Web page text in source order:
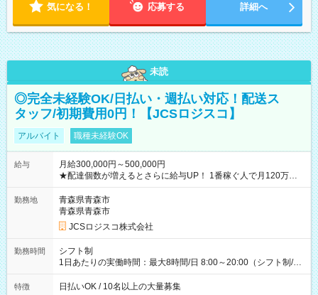
気になる！ 応募する 詳細へ
未読
◎完全未経験OK/日払い・週払い対応！配送ス
タッフ/初期費用0円！【JCSロジスコ】
アルバイト 職種未経験OK
給与
月給300,000円～500,000円
★配達個数が増えるとさらに給与UP！ 1番稼ぐ人で月120万ほ
ど！ ・主要都市エリア 月収55万円／週5日稼働 月収65万~112
万円／週6日稼働 ・地方郊外エリア 月収40万円／週5日稼働 月
収40万円~50万円／週6日稼働 ＜モデルイメージ＞ ■月収50万
円 (27歳男性/江東区在住)※元建築関係 1日150個配達×25日勤務
(日休み) ■月収80万円(43歳男性/墨田区在住)※元営業 1日200個
勤務地
青森県青森市
青森県青森市
JCSロジスコ株式会社
勤務時間
シフト制
1日あたりの実働時間：最大8時間/日 8:00～20:00（シフト制/実
働8時間） ※週5日勤務（場所次第では週4も有り） ※配達状況
によって時間外での勤務可能性有り ※案件により多少の前後あ
特徴 日払いOK / 10名以上の大量募集